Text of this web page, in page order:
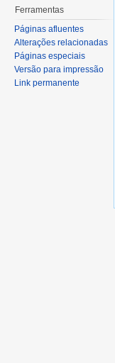
Ferramentas
Páginas afluentes
Alterações relacionadas
Páginas especiais
Versão para impressão
Link permanente